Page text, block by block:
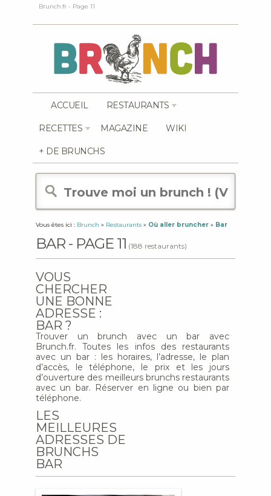
Brunch.fr - Page 11
ACCUEIL RESTAURANTS
RECETTES MAGAZINE WIKI
+ DE BRUNCHS
Vous êtes ici : Brunch » Restaurants » Où aller bruncher » Bar
BAR - PAGE 11 (188 restaurants)
VOUS
CHERCHER
UNE BONNE
ADRESSE :
BAR ?
Trouver un brunch avec un bar avec
Brunch.fr. Toutes les infos des restaurants
avec un bar : les horaires, l’adresse, le plan
d’accès, le téléphone, le prix et les jours
d’ouverture des meilleurs brunchs restaurants
avec un bar. Réserver en ligne ou bien par
téléphone.
LES
MEILLEURES
ADRESSES DE
BRUNCHS
BAR